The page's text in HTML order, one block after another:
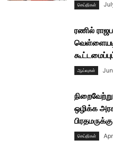
செய்திகள்
ரணில்
ஆய்வுகள்
ஒழிக்க
செய்திகள்